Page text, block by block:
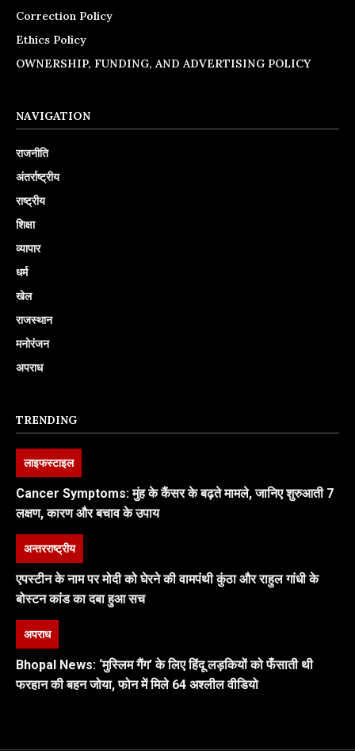
Correction Policy
Ethics Policy
OWNERSHIP, FUNDING, AND ADVERTISING POLICY
NAVIGATION
राजनीति
अंतर्राष्ट्रीय
राष्ट्रीय
शिक्षा
व्यापार
धर्म
खेल
राजस्थान
मनोरंजन
अपराध
TRENDING
लाइफस्टाइल
Cancer Symptoms: मुंह के कैंसर के बढ़ते मामले, जानिए शुरुआती 7
लक्षण, कारण और बचाव के उपाय
अन्तरराष्ट्रीय
एपस्टीन के नाम पर मोदी को घेरने की वामपंथी कुंठा और राहुल गांधी के
बोस्टन कांड का दबा हुआ सच
अपराध
Bhopal News: ‘मुस्लिम गैंग’ के लिए हिंदू लड़कियों को फँसाती थी
फरहान की बहन जोया, फोन में मिले 64 अश्लील वीडियो